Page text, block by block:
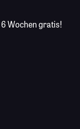
6 Wochen gratis!